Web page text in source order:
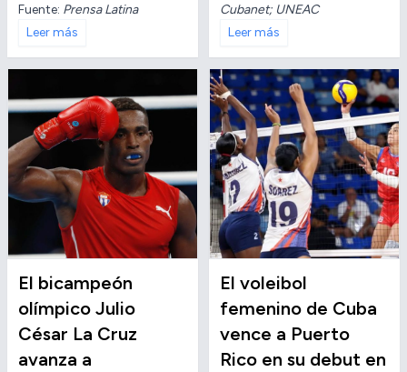
Fuente: Prensa Latina
Leer más
Cubanet; UNEAC
Leer más
El bicampeón
olímpico Julio
César La Cruz
avanza a
El voleibol
femenino de Cuba
vence a Puerto
Rico en su debut en